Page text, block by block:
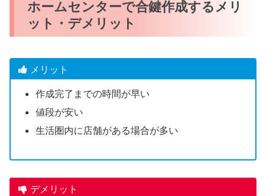
ホームセンターで合鍵作成するメリ
ット・デメリット
メリット
作成完了までの時間が早い
値段が安い
生活圏内に店舗がある場合が多い
デメリット